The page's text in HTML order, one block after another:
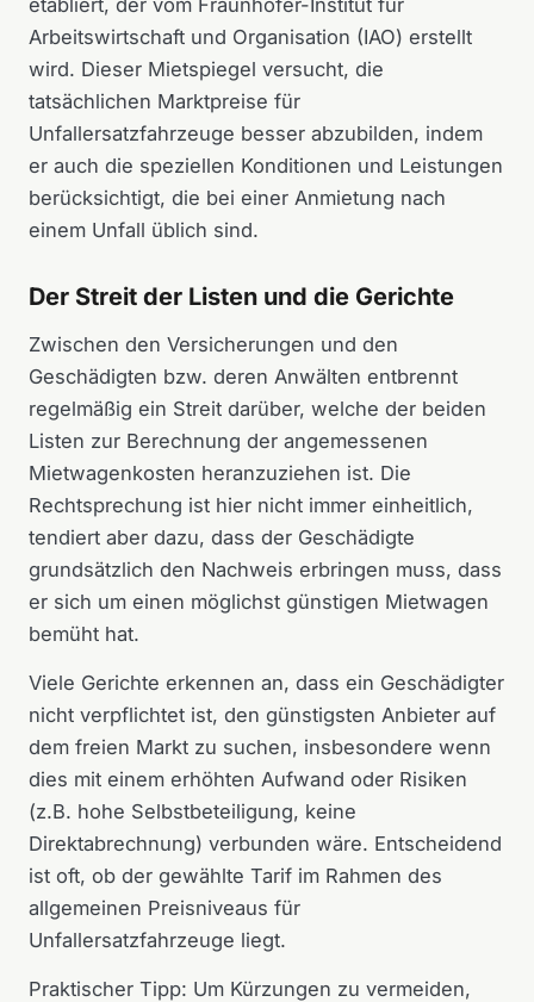
etabliert, der vom Fraunhofer-Institut für
Arbeitswirtschaft und Organisation (IAO) erstellt
wird. Dieser Mietspiegel versucht, die
tatsächlichen Marktpreise für
Unfallersatzfahrzeuge besser abzubilden, indem
er auch die speziellen Konditionen und Leistungen
berücksichtigt, die bei einer Anmietung nach
einem Unfall üblich sind.
Der Streit der Listen und die Gerichte
Zwischen den Versicherungen und den
Geschädigten bzw. deren Anwälten entbrennt
regelmäßig ein Streit darüber, welche der beiden
Listen zur Berechnung der angemessenen
Mietwagenkosten heranzuziehen ist. Die
Rechtsprechung ist hier nicht immer einheitlich,
tendiert aber dazu, dass der Geschädigte
grundsätzlich den Nachweis erbringen muss, dass
er sich um einen möglichst günstigen Mietwagen
bemüht hat.
Viele Gerichte erkennen an, dass ein Geschädigter
nicht verpflichtet ist, den günstigsten Anbieter auf
dem freien Markt zu suchen, insbesondere wenn
dies mit einem erhöhten Aufwand oder Risiken
(z.B. hohe Selbstbeteiligung, keine
Direktabrechnung) verbunden wäre. Entscheidend
ist oft, ob der gewählte Tarif im Rahmen des
allgemeinen Preisniveaus für
Unfallersatzfahrzeuge liegt.
Praktischer Tipp: Um Kürzungen zu vermeiden,